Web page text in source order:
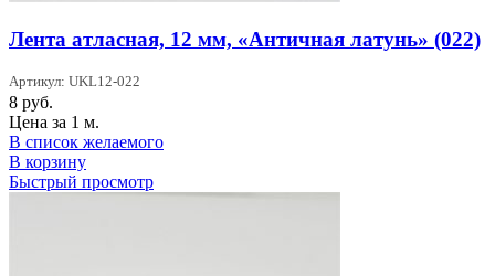
Лента атласная, 12 мм, «Античная латунь» (022)
Артикул: UKL12-022
8 руб.
Цена за 1 м.
В список желаемого
В корзину
Быстрый просмотр